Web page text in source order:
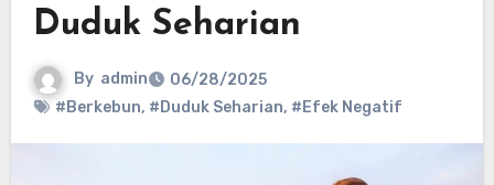
Duduk Seharian
By admin
06/28/2025
#Berkebun, #Duduk Seharian, #Efek Negatif